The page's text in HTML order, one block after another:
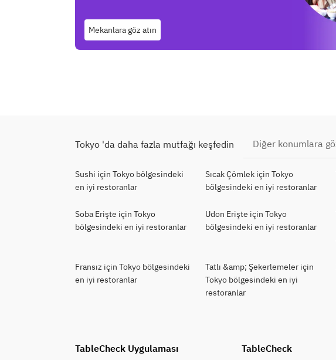
Mekanlara göz atın
Tokyo 'da daha fazla mutfağı keşfedin Diğer konumlara
Sushi için Tokyo bölgesindeki
en iyi restoranlar
Sıcak Çömlek için Tokyo
bölgesindeki en iyi restoranlar
Soba Erişte için Tokyo
bölgesindeki en iyi restoranlar
Udon Erişte için Tokyo
bölgesindeki en iyi restoranlar
Fransız için Tokyo bölgesindeki
en iyi restoranlar
Tatlı &amp; Şekerlemeler için
Tokyo bölgesindeki en iyi
restoranlar
TableCheck Uygulaması TableCheck